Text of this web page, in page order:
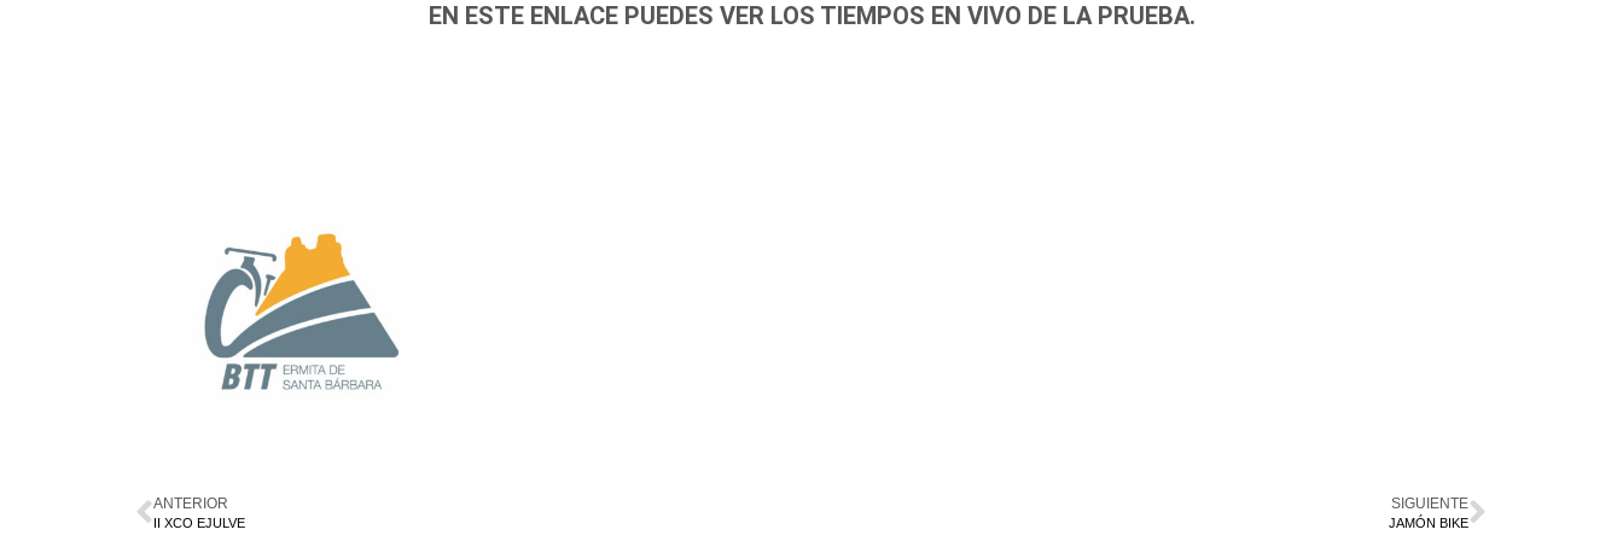
EN ESTE ENLACE PUEDES VER LOS TIEMPOS EN VIVO DE LA PRUEBA.
ANTERIOR
II XCO EJULVE
SIGUIENTE
JAMÓN BIKE